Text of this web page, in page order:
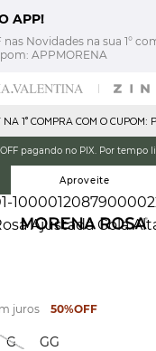
APP!
nas Novidades na sua 1°
APPMORENA
1° COMPRA COM O CUPOM:
OFF pagando no PIX. Por tempo
Aproveite
Ajustada Gola
juros 50%OFF
G GG